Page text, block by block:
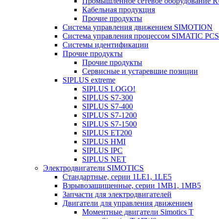
Кабельная продукция
Прочие продукты
Система управления движением SIMOTION
Система управления процессом SIMATIC
Системы идентификации
Прочие продукты
Прочие продукты
Сервисные и устаревшие позиции
SIPLUS extreme
SIPLUS LOGO!
SIPLUS S7-300
SIPLUS S7-400
SIPLUS S7-1200
SIPLUS S7-1500
SIPLUS ET200
SIPLUS HMI
SIPLUS IPC
SIPLUS NET
Электродвигатели SIMOTICS
Стандартные, серии 1LE1, 1LE5
Взрывозащищенные, серии 1MB1, 1MB5
Запчасти для электродвигателей
Двигатели для управления движением
Моментные двигатели Simotics T